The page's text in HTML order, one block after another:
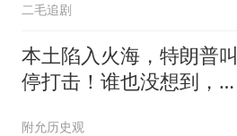
二毛追剧
本土陷入火海，特朗普叫
停打击！谁也没想到，中
附允历史观